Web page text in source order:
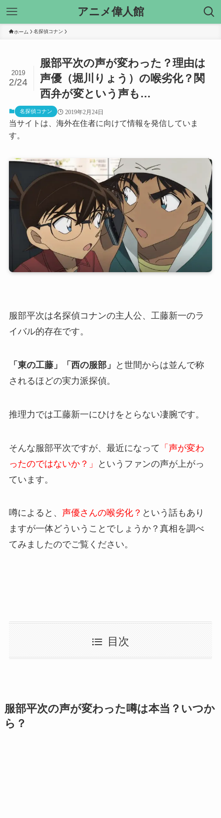
アニメ偉人館
ホーム 名探偵コナン
服部平次の声が変わった？理由は
声優（堀川りょう）の喉劣化？関
西弁が変という声も…
2019
2/24
名探偵コナン 2019年2月24日
当サイトは、海外在住者に向けて情報を発信していま
す。
服部平次は名探偵コナンの主人公、工藤新一のラ
イバル的存在です。
「東の工藤」「西の服部」
と世間からは並んで称
されるほどの実力派探偵。
推理力では工藤新一にひけをとらない凄腕です。
そんな服部平次ですが、最近になって 「声が変わ
ったのではないか？」
というファンの声が上がっ
ています。
噂によると、 声優さんの喉劣化？ という話もあり
ますが一体どういうことでしょうか？真相を調べ
てみましたのでご覧ください。
目次
服部平次の声が変わった噂は本当？いつか
ら？